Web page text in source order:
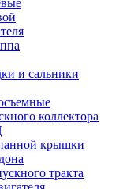
и сальники
коллектора
крышки
тракта